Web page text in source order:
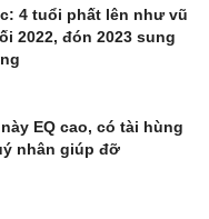
4 tuổi phất lên như vũ
2022, đón 2023 sung
EQ cao, có tài hùng
nhân giúp đỡ